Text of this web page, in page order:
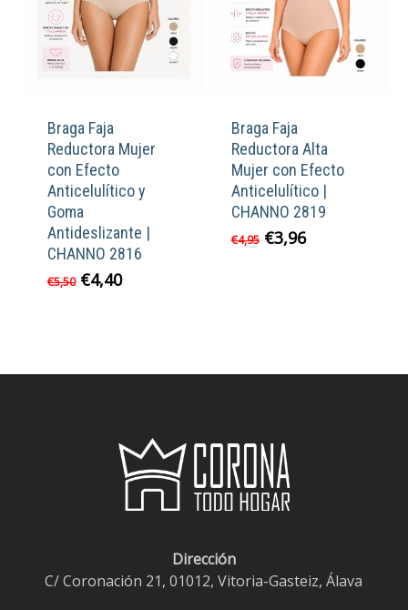
Braga Faja
Reductora Mujer
con Efecto
Anticelulítico y
Goma
Antideslizante |
CHANNO 2816
€5,50 El
€4,40El
Braga Faja
Reductora Alta
Mujer con Efecto
Anticelulítico |
CHANNO 2819
€4,95 El
€3,96El
Dirección
C/ Coronación 21, 01012, Vitoria-Gasteiz, Álava